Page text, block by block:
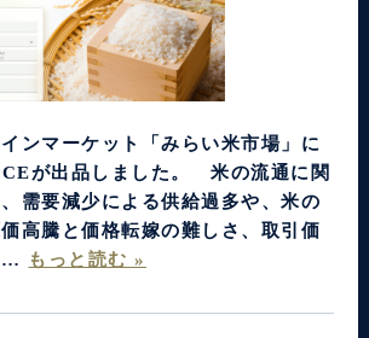
ンマーケット「みらい米市場」に
が出品しました。 米の流通に関
需要減少による供給過多や、米の
高騰と価格転嫁の難しさ、取引価
…
もっと読む »